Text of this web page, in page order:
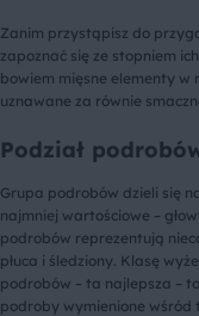
Zanim przystąpisz do
zapoznać się ze stopniem
bowiem mięsne elementy w
uznawane za równie
Podział
Grupa podrobów dzieli się
najmniej wartościowe –
podrobów reprezentują
płuca i śledziony. Klasę
podrobów – ta najlepsza –
podroby wymienione wśród